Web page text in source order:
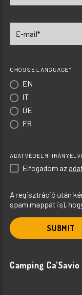
CHOOSE LANGUAGE*
EN
IT
DE
FR
ADATVÉDELMI
Elfogadom az
A regisztráció után
spam mappát is),
SUBMIT
Camping Ca’Savio